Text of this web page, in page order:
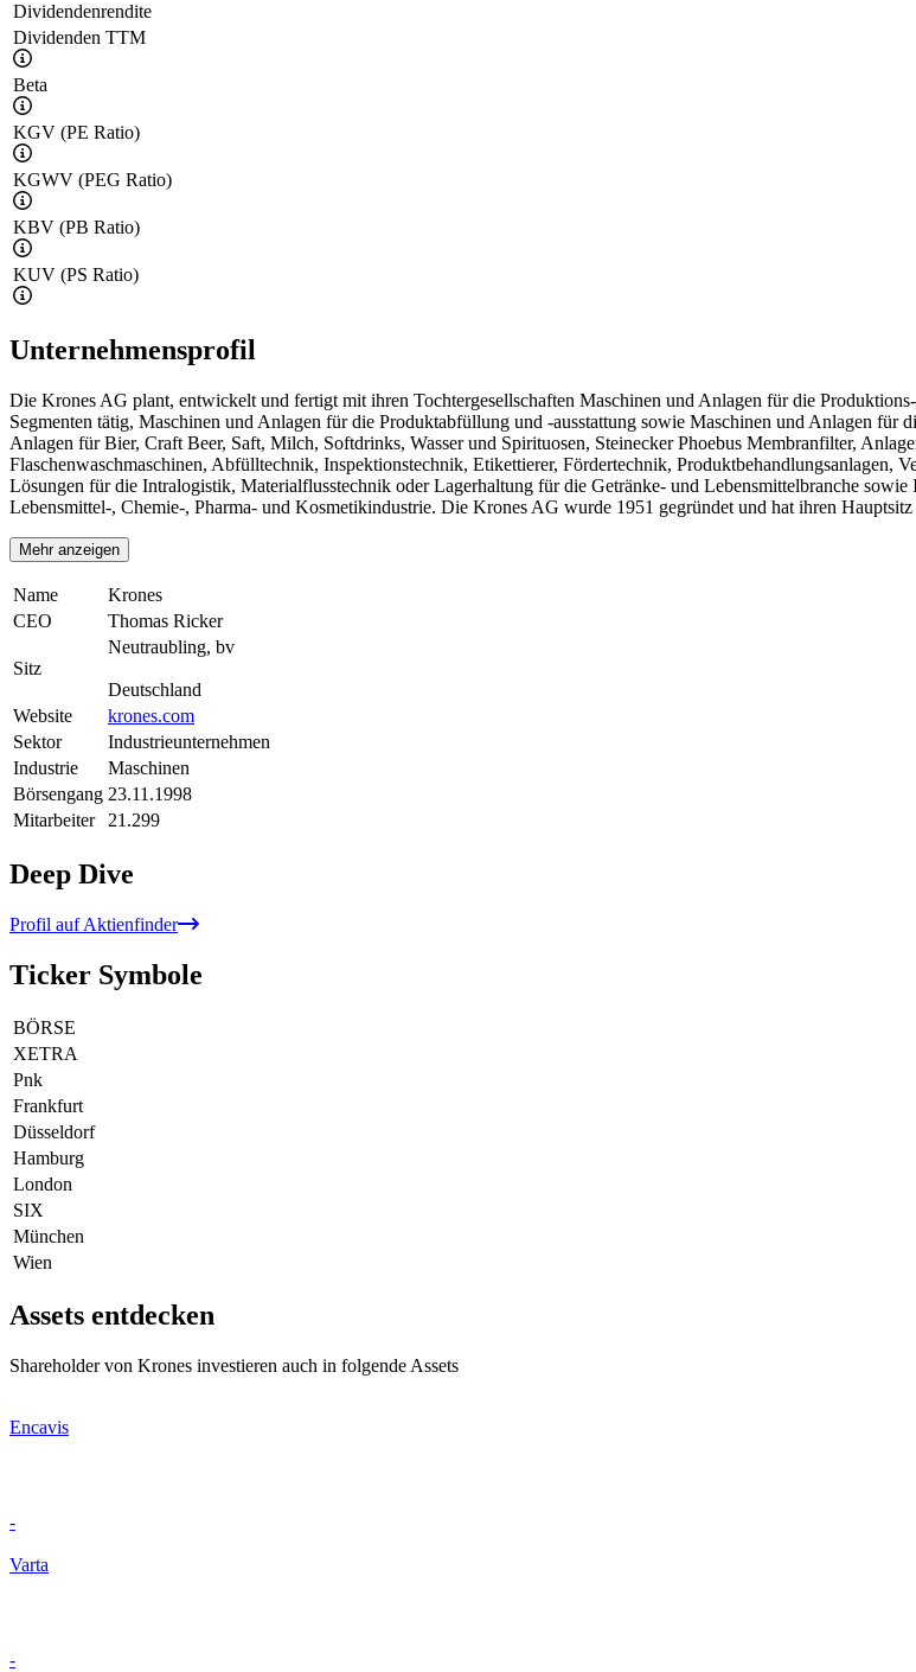
Dividendenrendite
Dividenden TTM
Beta
KGV (PE Ratio)
KGWV (PEG Ratio)
KBV (PB Ratio)
KUV (PS Ratio)
Unternehmensprofil
Die Krones AG plant, entwickelt und fertigt mit ihren Tochtergesellschaften Maschinen und Anlagen für die
Segmenten tätig, Maschinen und Anlagen für die Produktabfüllung und -ausstattung sowie Maschinen und Anlagen für
Anlagen für Bier, Craft Beer, Saft, Milch, Softdrinks, Wasser und Spirituosen, Steinecker Phoebus Membranfilter,
Flaschenwaschmaschinen, Abfülltechnik, Inspektionstechnik, Etikettierer, Fördertechnik,
Lösungen für die Intralogistik, Materialflusstechnik oder Lagerhaltung für die Getränke- und Lebensmittelbranche
Lebensmittel-, Chemie-, Pharma- und Kosmetikindustrie. Die Krones AG wurde 1951 gegründet und hat ihren
Mehr anzeigen
Name
Krones
CEO
Thomas Ricker
Sitz
Neutraubling, bv
Deutschland
Website
krones.com
Sektor
Industrieunternehmen
Industrie
Maschinen
Börsengang 23.11.1998
Mitarbeiter
21.299
Deep Dive
Profil auf Aktienfinder
Ticker Symbole
BÖRSE
XETRA
Pnk
Frankfurt
Düsseldorf
Hamburg
London
SIX
München
Wien
Assets entdecken
Shareholder von Krones investieren auch in folgende Assets
Encavis
-
Varta
-